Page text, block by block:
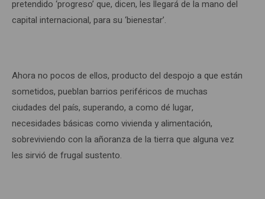
pretendido ‘progreso’ que, dicen, les llegará de la mano del
capital internacional, para su ‘bienestar’.
Ahora no pocos de ellos, producto del despojo a que están
sometidos, pueblan barrios periféricos de muchas
ciudades del país, superando, a como dé lugar,
necesidades básicas como vivienda y alimentación,
sobreviviendo con la añoranza de la tierra que alguna vez
les sirvió de frugal sustento.